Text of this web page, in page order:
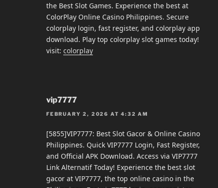
the Best Slot Games. Experience the best at
ColorPlay Online Casino Philippines. Secure
colorplay login, fast register, and colorplay app
download. Play top colorplay slot games today!
visit: colorplay
vip7777
FEBRUARY 2, 2026 AT 4:32 AM
[5855]VIP7777: Best Slot Gacor & Online Casino
Philippines. Quick VIP7777 Login, Fast Register,
and Official APK Download. Access via VIP7777
Link Alternatif Today! Experience the best slot
gacor at VIP7777, the top online casino in the